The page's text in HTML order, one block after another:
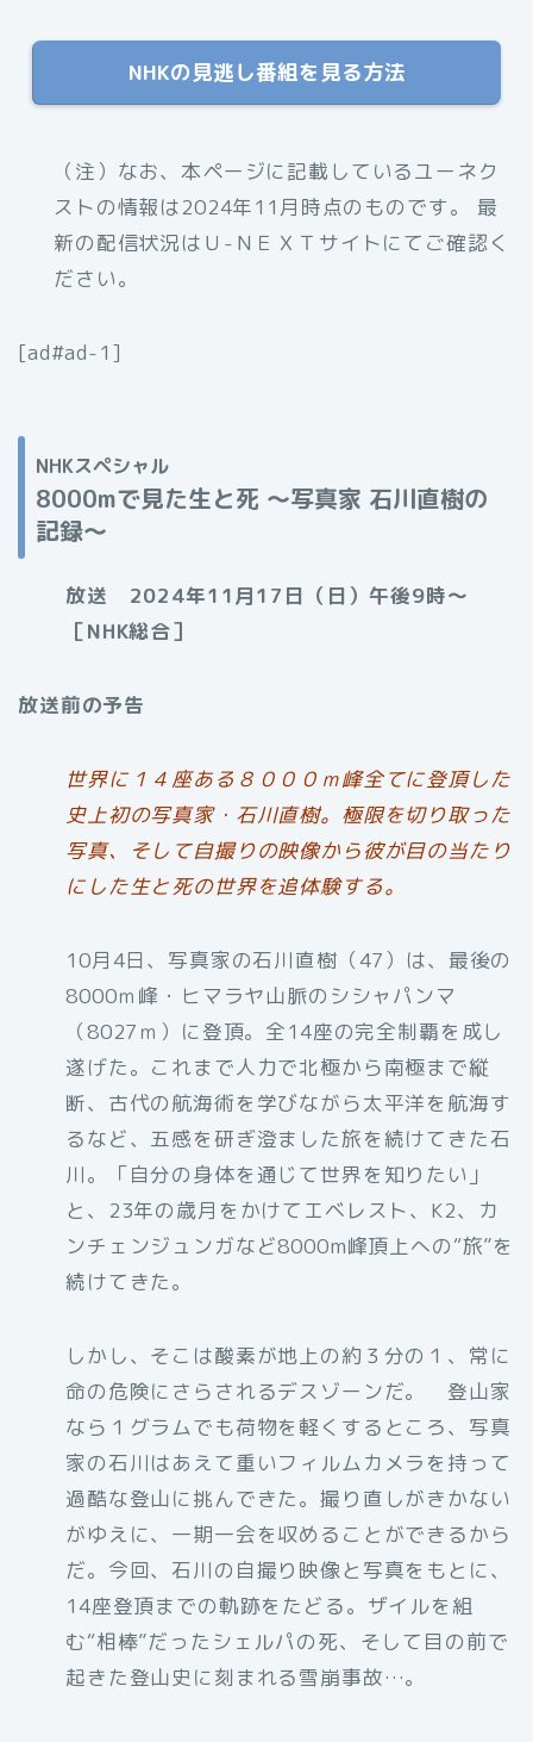
NHKの見逃し番組を見る方法
（注）なお、本ページに記載しているユーネク
ストの情報は2024年11月時点のものです。 最
新の配信状況はＵ-ＮＥＸＴサイトにてご確認く
ださい。
[ad#ad-1]
NHKスペシャル
8000mで見た生と死 〜写真家 石川直樹の
記録〜
放送 2024年11月17日（日）午後9時〜
［NHK総合］
放送前の予告
世界に１４座ある８０００ｍ峰全てに登頂した
史上初の写真家・石川直樹。極限を切り取った
写真、そして自撮りの映像から彼が目の当たり
にした生と死の世界を追体験する。
10月4日、写真家の石川直樹（47）は、最後の
8000ｍ峰・ヒマラヤ山脈のシシャパンマ
（8027ｍ）に登頂。全14座の完全制覇を成し
遂げた。これまで人力で北極から南極まで縦
断、古代の航海術を学びながら太平洋を航海す
るなど、五感を研ぎ澄ました旅を続けてきた石
川。「自分の身体を通じて世界を知りたい」
と、23年の歳月をかけてエベレスト、K2、カ
ンチェンジュンガなど8000m峰頂上への“旅”を
続けてきた。
しかし、そこは酸素が地上の約３分の１、常に
命の危険にさらされるデスゾーンだ。 登山家
なら１グラムでも荷物を軽くするところ、写真
家の石川はあえて重いフィルムカメラを持って
過酷な登山に挑んできた。撮り直しがきかない
がゆえに、一期一会を収めることができるから
だ。今回、石川の自撮り映像と写真をもとに、
14座登頂までの軌跡をたどる。ザイルを組
む“相棒”だったシェルパの死、そして目の前で
起きた登山史に刻まれる雪崩事故…。